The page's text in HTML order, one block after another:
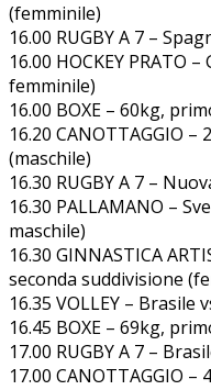
(femminile)
16.00 RUGBY A 7 –
16.00 HOCKEY PRATO
femminile)
16.00 BOXE – 60kg,
16.20 CANOTTAGGIO
(maschile)
16.30 RUGBY A 7 –
16.30 PALLAMANO –
maschile)
16.30 GINNASTICA
seconda suddivisione
16.35 VOLLEY – Brasile
16.45 BOXE – 69kg,
17.00 RUGBY A 7 –
17.00 CANOTTAGGIO